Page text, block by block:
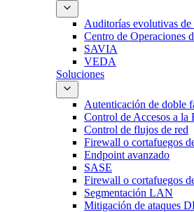
Auditorías evolutivas de
Centro de Operaciones
SAVIA
VEDA
Soluciones
Autenticación de doble
Control de Accesos a la
Control de flujos de red
Firewall o cortafuegos
Endpoint avanzado
SASE
Firewall o cortafuegos
Segmentación LAN
Mitigación de ataques